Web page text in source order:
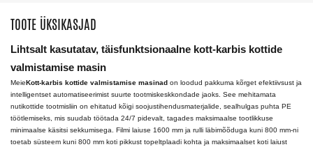
TOOTE ÜKSIKASJAD
Lihtsalt kasutatav, täisfunktsionaalne kott-karbis kottide
valmistamise masin
MeieKott-karbis kottide valmistamise masinad on loodud pakkuma kõrget efektiivsust ja
intelligentset automatiseerimist suurte tootmiskeskkondade jaoks. See mehitamata
nutikottide tootmisliin on ehitatud kõigi soojustihendusmaterjalide, sealhulgas puhta PE
töötlemiseks, mis suudab töötada 24/7 pidevalt, tagades maksimaalse tootlikkuse
minimaalse käsitsi sekkumisega. Filmi laiuse 1600 mm ja rulli läbimõõduga kuni 800 mm-ni
toetab süsteem kuni 800 mm koti pikkust topeltplaadi kohta ja maksimaalset koti laiust